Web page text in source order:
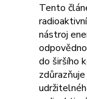
Tento
nástroj
do širšího